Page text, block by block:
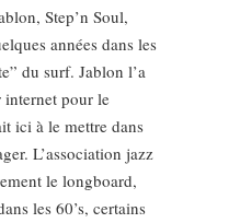
Step’n Soul,
années dans les
du surf. Jablon l’a
internet pour le
ici à le mettre dans
L’association jazz
le longboard,
les 60’s, certains